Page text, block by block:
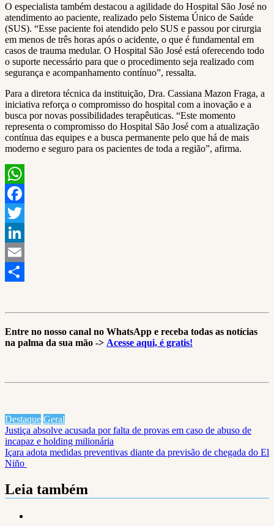
O especialista também destacou a agilidade do Hospital São José no
atendimento ao paciente, realizado pelo Sistema Único de Saúde
(SUS). “Esse paciente foi atendido pelo SUS e passou por cirurgia
em menos de três horas após o acidente, o que é fundamental em
casos de trauma medular. O Hospital São José está oferecendo todo
o suporte necessário para que o procedimento seja realizado com
segurança e acompanhamento contínuo”, ressalta.
Para a diretora técnica da instituição, Dra. Cassiana Mazon Fraga, a
iniciativa reforça o compromisso do hospital com a inovação e a
busca por novas possibilidades terapêuticas. “Este momento
representa o compromisso do Hospital São José com a atualização
contínua das equipes e a busca permanente pelo que há de mais
moderno e seguro para os pacientes de toda a região”, afirma.
WhatsApp
Facebook
Twitter
LinkedIn
Email
Entre no nosso canal no WhatsApp e receba todas as notícias
na palma da sua mão -> Acesse aqui, é gratis!
Destaque Geral
Navegação
de
Post
Justiça absolve acusada por falta de provas em caso de abuso de
incapaz e holding milionária
Içara adota medidas preventivas diante da previsão de chegada do El
Niño
Leia também